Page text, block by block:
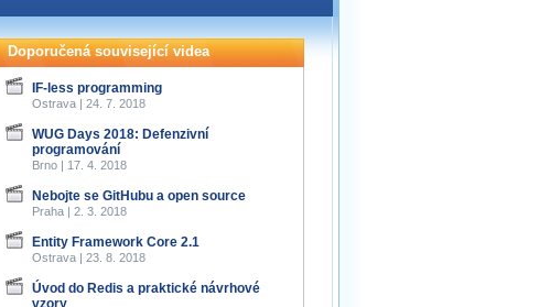
Doporučená související videa
IF-less programming
Ostrava | 24. 7. 2018
WUG Days 2018: Defenzivní
programování
Brno | 17. 4. 2018
Nebojte se GitHubu a open source
Praha | 2. 3. 2018
Entity Framework Core 2.1
Ostrava | 23. 8. 2018
Úvod do Redis a praktické návrhové
vzory